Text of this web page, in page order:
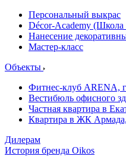
Персональный выкрас
Décor-Academy (Школа
Нанесение
Мастер-класс
Объекты
Фитнес-клуб ARENA,
Вестибюль офисного
Частная квартира в
Квартира в ЖК Армада,
Дилерам
История бренда Oikos